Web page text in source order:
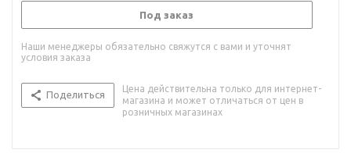
Под заказ
Наши менеджеры обязательно свяжутся с вами и уточнят
условия заказа
Поделиться
Цена действительна только для интернет-
магазина и может отличаться от цен в
розничных магазинах